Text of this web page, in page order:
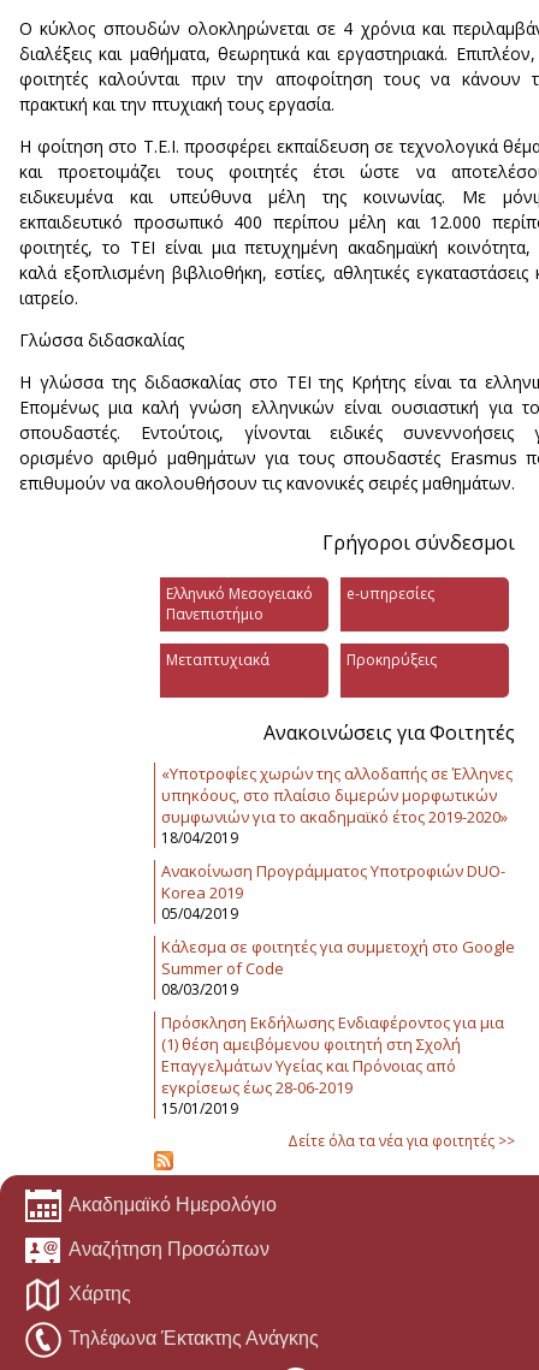
Ο κύκλος σπουδών ολοκληρώνεται σε 4 χρόνια και
διαλέξεις και μαθήματα, θεωρητικά και εργαστηριακά.
φοιτητές καλούνται πριν την αποφοίτηση τους να κάνουν
πρακτική και την πτυχιακή τους εργασία.
Η φοίτηση στο Τ.Ε.Ι. προσφέρει εκπαίδευση σε τεχνολογικά
και προετοιμάζει τους φοιτητές έτσι ώστε να
ειδικευμένα και υπεύθυνα μέλη της κοινωνίας. Με
εκπαιδευτικό προσωπικό 400 περίπου μέλη και 12.000
φοιτητές, το ΤΕΙ είναι μια πετυχημένη ακαδημαϊκή κοινότητα,
καλά εξοπλισμένη βιβλιοθήκη, εστίες, αθλητικές εγκαταστάσεις
ιατρείο.
Γλώσσα διδασκαλίας
Η γλώσσα της διδασκαλίας στο TEI της Κρήτης είναι τα
Επομένως μια καλή γνώση ελληνικών είναι ουσιαστική για
σπουδαστές. Εντούτοις, γίνονται ειδικές συνεννοήσεις
ορισμένο αριθμό μαθημάτων για τους σπουδαστές Erasmus
επιθυμούν να ακολουθήσουν τις κανονικές σειρές μαθημάτων.
Γρήγοροι σύνδεσμοι
Ελληνικό Μεσογειακό
Πανεπιστήμιο
e-υπηρεσίες
Μεταπτυχιακά Προκηρύξεις
Ανακοινώσεις για Φοιτητές
«Υποτροφίες χωρών της αλλοδαπής σε Έλληνες
υπηκόους, στο πλαίσιο διμερών μορφωτικών
συμφωνιών για το ακαδημαϊκό έτος 2019-2020»
18/04/2019
Ανακοίνωση Προγράμματος Υποτροφιών DUO-
Korea 2019
05/04/2019
Κάλεσμα σε φοιτητές για συμμετοχή στο Google
Summer of Code
08/03/2019
Πρόσκληση Εκδήλωσης Ενδιαφέροντος για μια
(1) θέση αμειβόμενου φοιτητή στη Σχολή
Επαγγελμάτων Υγείας και Πρόνοιας από
εγκρίσεως έως 28-06-2019
15/01/2019
Δείτε όλα τα νέα για φοιτητές >>
Ακαδημαϊκό Ημερολόγιο
Αναζήτηση Προσώπων
Χάρτης
Τηλέφωνα Έκτακτης Ανάγκης